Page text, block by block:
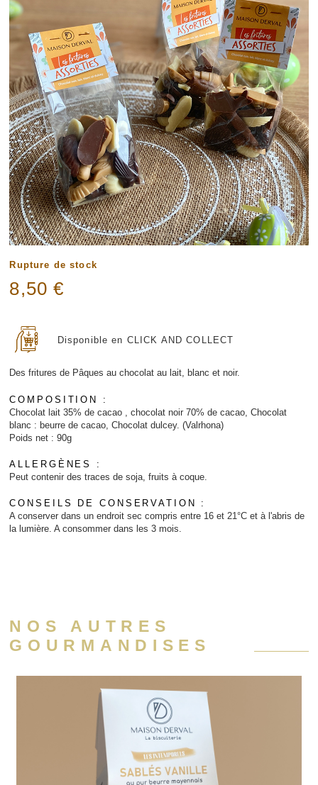
8,50€
Disponible en CLICK AND COLLECT
Des fritures de Pâques au chocolat au lait, blanc et noir.
COMPOSITION :
Chocolat lait 35% de cacao , chocolat noir 70% de cacao, Chocolat
blanc : beurre de cacao, Chocolat dulcey. (Valrhona)
Poids net : 90g
ALLERGÈNES :
Peut contenir des traces de soja, fruits à coque.
CONSEILS DE CONSERVATION :
A conserver dans un endroit sec compris entre 16 et 21°C et à l'abris de
la lumière. A consommer dans les 3 mois.
Rupture de stock
NOS AUTRES
GOURMANDISES